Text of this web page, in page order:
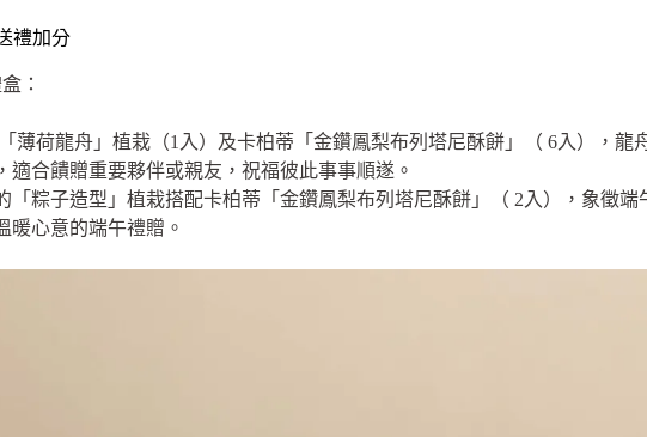
禮加分
：
薄荷龍舟」植栽（1入）及卡柏蒂「金鑽鳳梨布列塔尼酥餅」（ 6入），龍
適合饋贈重要夥伴或親友，祝福彼此事事順遂。
「粽子造型」植栽搭配卡柏蒂「金鑽鳳梨布列塔尼酥餅」（ 2入），象徵端
暖心意的端午禮贈。